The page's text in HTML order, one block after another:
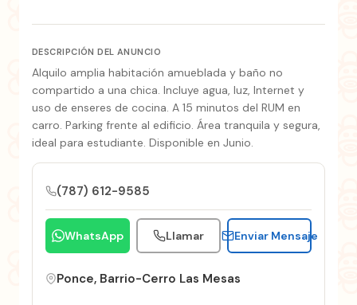
DESCRIPCIÓN DEL ANUNCIO
Alquilo amplia habitación amueblada y baño no
compartido a una chica. Incluye agua, luz, Internet y
uso de enseres de cocina. A 15 minutos del RUM en
carro. Parking frente al edificio. Área tranquila y segura,
ideal para estudiante. Disponible en Junio.
(787) 612-9585
WhatsApp Llamar Enviar Mensaje
Ponce, Barrio-Cerro Las Mesas